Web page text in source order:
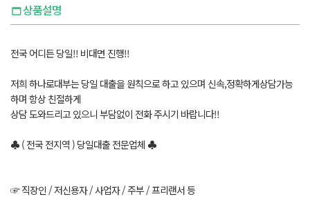
상품설명
전국 어디든 당일!! 비대면 진행!!
저희 하나로대부는 당일 대출을 원칙으로 하고 있으며 신속,정확하게상담가능
하며 항상 친절하게
상담 도와드리고 있으니 부담없이 전화 주시기 바랍니다!!
♣ ( 전국 전지역 ) 당일대출 전문업체 ♣
☞ 직장인 / 저신용자 / 사업자 / 주부 / 프리랜서 등